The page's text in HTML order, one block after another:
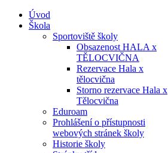
Úvod
Škola
Sportoviště školy
Obsazenost HALA x
TĚLOCVIČNA
Rezervace Hala x
tělocvična
Storno rezervace Hala x
Tělocvična
Eduroam
Prohlášení o přístupnosti
webových stránek školy
Historie školy